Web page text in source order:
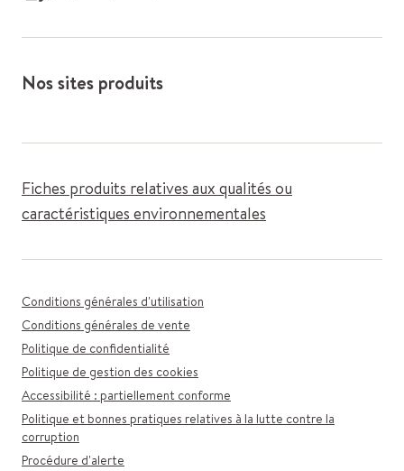
Nos sites produits
Fiches produits relatives aux qualités ou
caractéristiques environnementales
Conditions générales d'utilisation
Conditions générales de vente
Politique de confidentialité
Politique de gestion des cookies
Accessibilité : partiellement conforme
Politique et bonnes pratiques relatives à la lutte contre la
corruption
Procédure d'alerte